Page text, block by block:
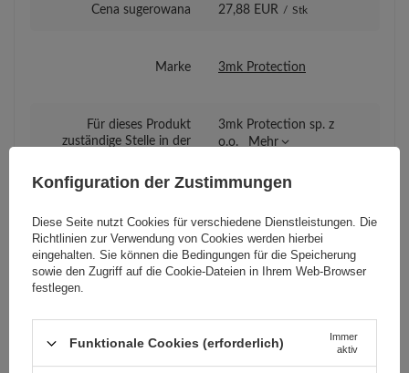
Cena sugerowana 27,88 EUR / Stk
Marke 3mk Protection
Für dieses Produkt
zuständige Stelle in der
3mk Protection sp. z
o.o.
Mehr
Serie do 8.3" 3mk Paper Feeling
Garantie Mobiltelefonzubehör
Gerätehersteller
Konfiguration der Zustimmungen
Diese Seite nutzt Cookies für verschiedene Dienstleistungen. Die
Richtlinien zur Verwendung von Cookies werden hierbei
eingehalten. Sie können die Bedingungen für die Speicherung
sowie den Zugriff auf die Cookie-Dateien in Ihrem Web-Browser
festlegen.
Funktionale Cookies (erforderlich)
Immer
aktiv